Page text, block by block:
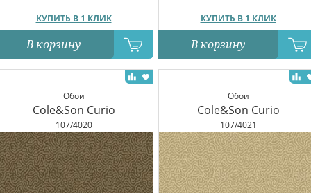
КУПИТЬ В 1 КЛИК
В корзину
КУПИТЬ В 1 КЛИК
В корзину
Обои
Cole&Son Curio
107/4020
Обои
Cole&Son Curio
107/4021